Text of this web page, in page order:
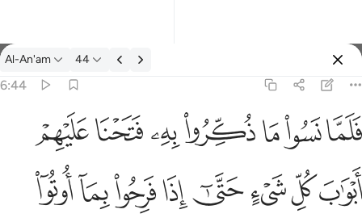
Suy ngẫm: Al-An'am 6:44
Al-An'am 44
6:44
كل شيء حتى اذا فرحوا بما اوتوا اخذناهم بغتة فاذا هم مبلسون ٤٤
حَتَّىٰٓ إِذَا فَرِحُوا۟ بِمَآ أُوتُوٓا۟ أَخَذْنَـٰهُم بَغْتَةًۭ فَإِذَا هُم مُّبْلِسُونَ ٤٤ﳇﳈﳉﳊﳋﳌﳍ
ﳎﳏﳐﳑﳒﳓﳔﳕ